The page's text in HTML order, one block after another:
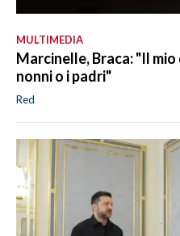
MULTIMEDIA
Marcinelle, Braca: "Il
nonni o i padri"
Red